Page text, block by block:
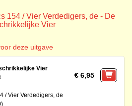
154 / Vier Verdedigers, de - De
Vier
deze uitgave
Vier
/ Vier Verdedigers, de
€ 6,95